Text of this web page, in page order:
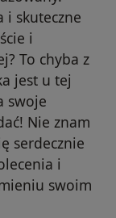
i skuteczne
i
To chyba z
jest u tej
swoje
Nie znam
serdecznie
i
swoim